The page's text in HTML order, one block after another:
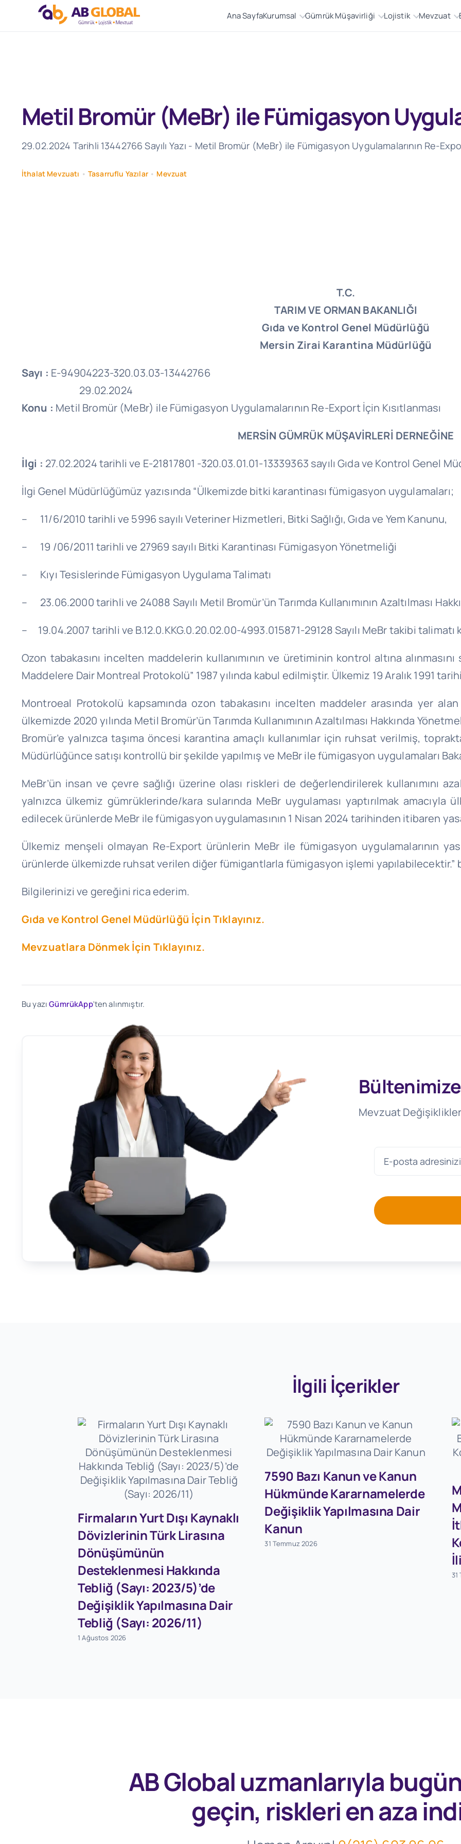
Ana SayfaKurumsal Gümrük Müşavirliği Lojistik Mevzuat
Metil Bromür (MeBr) ile Fümigasyon
29.02.2024 Tarihli 13442766 Sayılı Yazı - Metil Bromür (MeBr) ile Fümigasyon Uygulamalarının Re-
İthalat Mevzuatı • Tasarruflu Yazılar• Mevzuat
T.C.
TARIM VE ORMAN BAKANLIĞI
Gıda ve Kontrol Genel Müdürlüğü
Mersin Zirai Karantina Müdürlüğü
Sayı : E-94904223-
29.02.2024
Konu : Metil Bromür (MeBr) ile Fümigasyon Uygulamalarının Re-Export İçin Kısıtlanması
MERSİN GÜMRÜK MÜŞAVİRLERİ DERNEĞİNE
İlgi : 27.02.2024 tarihli ve E-21817801 -320.03.01.01-13339363 sayılı Gıda ve Kontrol Genel
İlgi Genel Müdürlüğümüz yazısında “Ülkemizde bitki karantinası fümigasyon uygulamaları;
– 11/6/2010 tarihli ve 5996 sayılı Veteriner Hizmetleri, Bitki Sağlığı, Gıda ve Yem Kanunu,
– 19 /06/2011 tarihli ve 27969 sayılı Bitki Karantinası Fümigasyon Yönetmeliği
– Kıyı Tesislerinde Fümigasyon Uygulama Talimatı
– 23.06.2000 tarihli ve 24088 Sayılı Metil Bromür’ün Tarımda Kullanımının Azaltılması
– 19.04.2007 tarihli ve B.12.0.KKG.0.20.02.00-4993.015871-29128 Sayılı MeBr takibi
Ozon tabakasını incelten maddelerin kullanımının ve üretiminin kontrol altına
Maddelere Dair Montreal Protokolü” 1987 yılında kabul edilmiştir. Ülkemiz 19 Aralık 1991
Montroeal Protokolü kapsamında ozon tabakasını incelten maddeler arasında yer alan
ülkemizde 2020 yılında Metil Bromür’ün Tarımda Kullanımının Azaltılması Hakkında
Bromür’e yalnızca taşıma öncesi karantina amaçlı kullanımlar için ruhsat verilmiş,
Müdürlüğünce satışı kontrollü bir şekilde yapılmış ve MeBr ile fümigasyon uygulamaları
MeBr’ün insan ve çevre sağlığı üzerine olası riskleri de değerlendirilerek kullanımını
yalnızca ülkemiz gümrüklerinde/kara sularında MeBr uygulaması yaptırılmak
edilecek ürünlerde MeBr ile fümigasyon uygulamasının 1 Nisan 2024 tarihinden itibaren
Ülkemiz menşeli olmayan Re-Export ürünlerin MeBr ile fümigasyon uygulamalarının
ürünlerde ülkemizde ruhsat verilen diğer fümigantlarla fümigasyon işlemi yapılabilecektir.”
Bilgilerinizi ve gereğini rica ederim.
Gıda ve Kontrol Genel Müdürlüğü İçin Tıklayınız.
Mevzuatlara Dönmek İçin Tıklayınız.
Bu yazıGümrükApp'ten alınmıştır.
Mevzuat
İlgili İçerikler
Firmaların Yurt Dışı Kaynaklı
Dövizlerinin Türk Lirasına
Dönüşümünün
Desteklenmesi Hakkında
Tebliğ (Sayı: 2023/5)’de
Değişiklik Yapılmasına Dair
Tebliğ (Sayı: 2026/11)
1 Ağustos 2026
7590 Bazı Kanun ve Kanun
Hükmünde Kararnamelerde
Değişiklik Yapılmasına Dair
Kanun
31 Temmuz 2026
31
AB Global uzmanlarıyla
geçin, riskleri en aza